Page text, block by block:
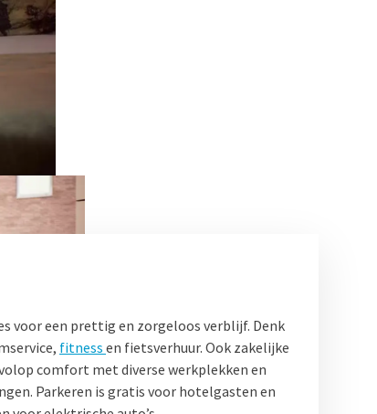
voor een prettig en zorgeloos verblijf. Denk
fitness en fietsverhuur. Ook zakelijke
comfort met diverse werkplekken en
Parkeren is gratis voor hotelgasten en